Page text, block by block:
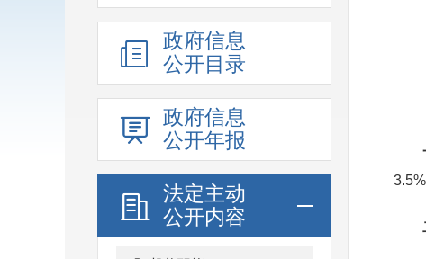
政府信息
公开目录
政府信息
公开年报
法定主动
公开内容